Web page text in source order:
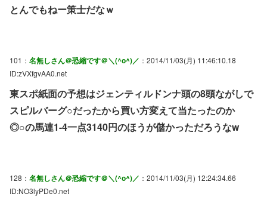
とんでもねー策士だなｗ
101： 名無しさん＠恐縮です＠＼(^o^)／ ：2014/11/03(月) 11:46:10.18
ID:zVXfgvAA0.net
東スポ紙面の予想はジェンティルドンナ頭の8頭ながしで
スピルバーグ○だったから買い方変えて当たったのか
◎○の馬連1-4一点3140円のほうが儲かっただろうなw
128： 名無しさん＠恐縮です＠＼(^o^)／ ：2014/11/03(月) 12:24:34.66
ID:NO3lyPDe0.net